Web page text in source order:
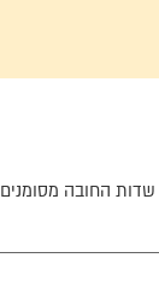
שדות החובה מסומנים